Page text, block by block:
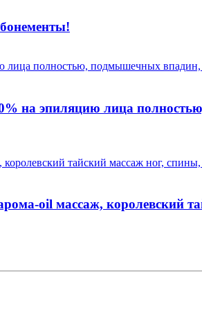
на эпиляцию лица
oil массаж, королевский